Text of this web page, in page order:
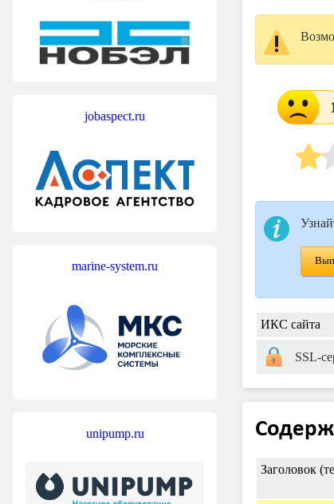
ИКС сайта
SSL-
Заголовок
jobaspect.ru
marine-system.ru
unipump.ru